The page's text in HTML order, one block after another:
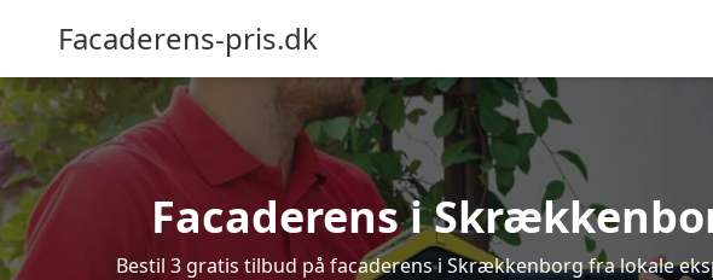
Facaderens-pris.dk
Facaderens i
Bestil 3 gratis tilbud på facaderens i Skrækkenborg fra lokale